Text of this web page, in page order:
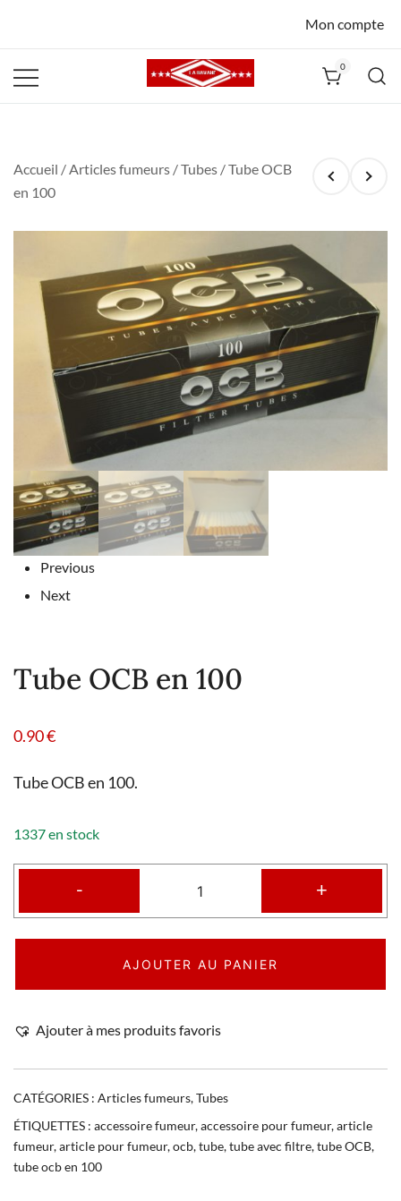
Mon compte
0
Accueil /Articles fumeurs /Tubes / Tube OCB
en 100
Previous
Next
Tube OCB en 100
0.90€
Tube OCB en 100.
1337 en stock
- +
AJOUTER AU PANIER
Ajouter à mes produits favoris
CATÉGORIES : Articles fumeurs,Tubes
ÉTIQUETTES : accessoire fumeur,accessoire pour fumeur,article
fumeur,article pour fumeur,ocb,tube,tube avec filtre,tube OCB,
tube ocb en 100